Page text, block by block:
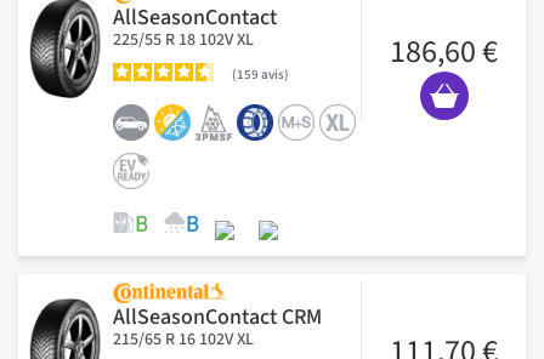
AllSeasonContact
225/55 R 18 102V XL
159 avis
186,60 €
AllSeasonContact CRM
215/65 R 16 102V XL